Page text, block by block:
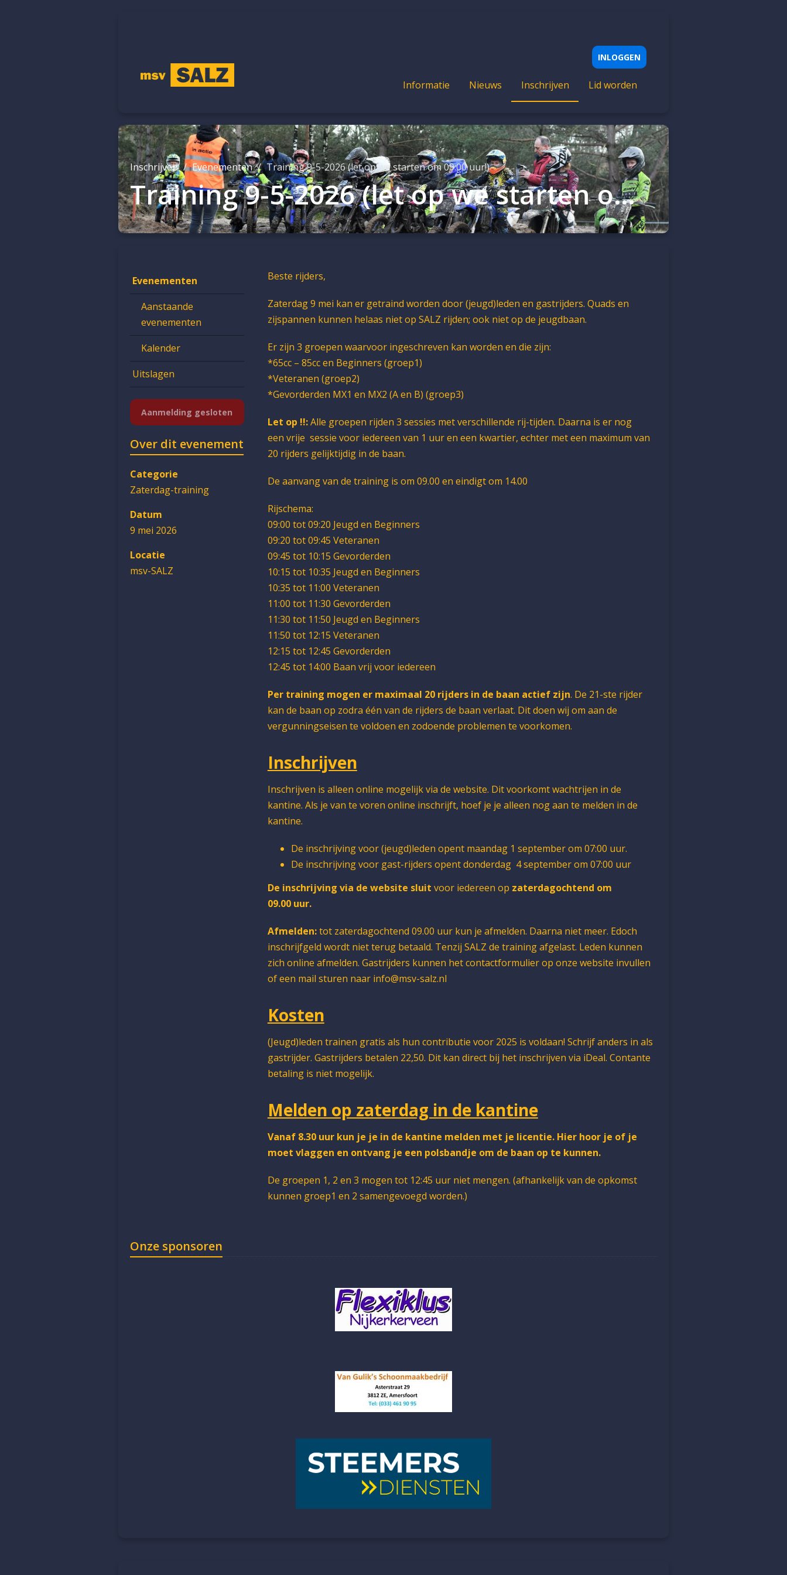
INLOGGEN
Informatie Nieuws Inschrijven Lid worden
Inschrijven Evenementen Training 9-5-2026 (let op we starten om 09:00 uur!)
Training 9-5-2026 (let op we starten om 09:00 uur!)
Evenementen
Aanstaande
evenementen
Kalender
Uitslagen
Aanmelding gesloten
Over dit evenement
Categorie
Zaterdag-training
Datum
9 mei 2026
Locatie
msv-SALZ
Beste rijders,
Zaterdag 9 mei kan er getraind worden door (jeugd)leden en gastrijders. Quads en
zijspannen kunnen helaas niet op SALZ rijden; ook niet op de jeugdbaan.
Er zijn 3 groepen waarvoor ingeschreven kan worden en die zijn:
*65cc – 85cc en Beginners (groep1)
*Veteranen (groep2)
*Gevorderden MX1 en MX2 (A en B) (groep3)
Let op !!:Alle groepen rijden 3 sessies met verschillende rij-tijden. Daarna is er nog
een vrije sessie voor iedereen van 1 uur en een kwartier, echter met een maximum van
20 rijders gelijktijdig in de baan.
De aanvang van de training is om 09.00 en eindigt om 14.00
Rijschema:
09:00 tot 09:20 Jeugd en Beginners
09:20 tot 09:45 Veteranen
09:45 tot 10:15 Gevorderden
10:15 tot 10:35 Jeugd en Beginners
10:35 tot 11:00 Veteranen
11:00 tot 11:30 Gevorderden
11:30 tot 11:50 Jeugd en Beginners
11:50 tot 12:15 Veteranen
12:15 tot 12:45 Gevorderden
12:45 tot 14:00 Baan vrij voor iedereen
Per training mogen er maximaal 20 rijders in de baan actief zijn. De 21-ste rijder
kan de baan op zodra één van de rijders de baan verlaat. Dit doen wij om aan de
vergunningseisen te voldoen en zodoende problemen te voorkomen.
Inschrijven
Inschrijven is alleen online mogelijk via de website. Dit voorkomt wachtrijen in de
kantine. Als je van te voren online inschrijft, hoef je je alleen nog aan te melden in de
kantine.
De inschrijving voor (jeugd)leden opent maandag 1 september om 07:00 uur.
De inschrijving voor gast-rijders opent donderdag 4 september om 07:00 uur
De inschrijving via de website sluit voor iedereen op zaterdagochtend om
09.00 uur.
Afmelden:tot zaterdagochtend 09.00 uur kun je afmelden. Daarna niet meer. Edoch
inschrijfgeld wordt niet terug betaald. Tenzij SALZ de training afgelast. Leden kunnen
zich online afmelden. Gastrijders kunnen het contactformulier op onze website invullen
of een mail sturen naar info@msv-salz.nl
Kosten
(Jeugd)leden trainen gratis als hun contributie voor 2025 is voldaan! Schrijf anders in als
gastrijder. Gastrijders betalen 22,50. Dit kan direct bij het inschrijven via iDeal. Contante
betaling is niet mogelijk.
Melden op zaterdag in de kantine
Vanaf 8.30 uur kun je je in de kantine melden met je licentie. Hier hoor je of je
moet vlaggen en ontvang je een polsbandje om de baan op te kunnen.
De groepen 1, 2 en 3 mogen tot 12:45 uur niet mengen. (afhankelijk van de opkomst
kunnen groep1 en 2 samengevoegd worden.)
Onze sponsoren